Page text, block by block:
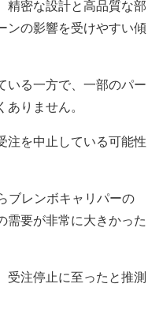
精密な設計と高品質な部
ンの影響を受けやすい傾
いる一方で、一部のパー
りません。
注を中止している可能性
ブレンボキャリパーの
需要が非常に大きかった
受注停止に至ったと推測